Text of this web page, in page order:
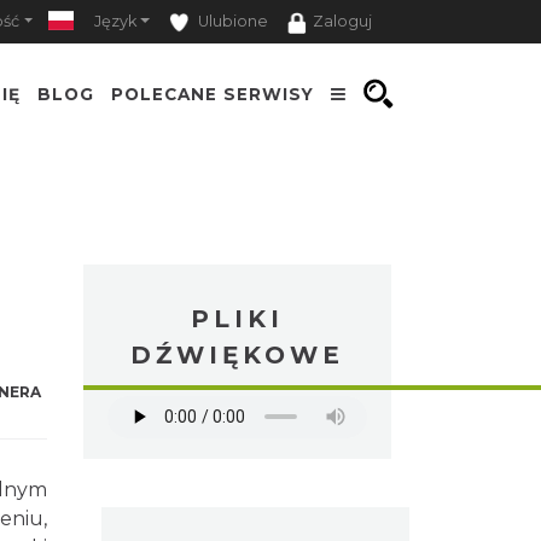
Język Ulubione Zaloguj
BLOG POLECANE SERWISY
PLIKI
DŹWIĘKOWE